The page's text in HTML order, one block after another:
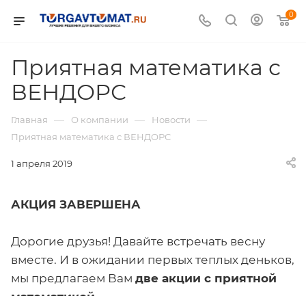
0
Приятная математика с
ВЕНДОРС
Главная — О компании — Новости —
Приятная математика с ВЕНДОРС
1 апреля 2019
АКЦИЯ ЗАВЕРШЕНА
Дорогие друзья! Давайте встречать весну
вместе. И в ожидании первых теплых деньков,
мы предлагаем Вам две акции с приятной